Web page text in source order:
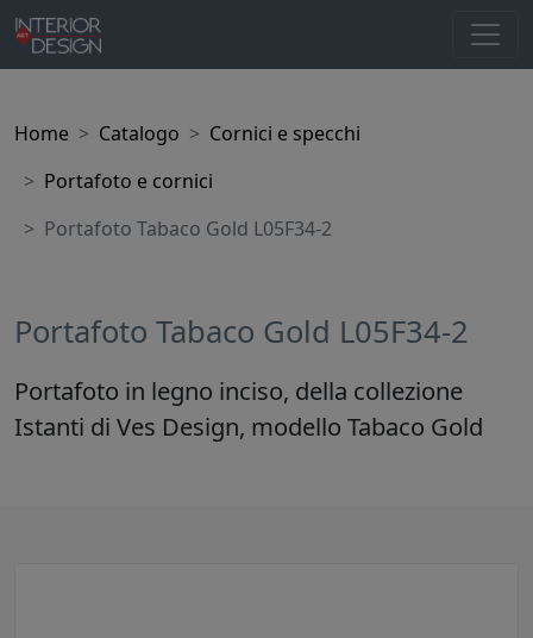
Home Catalogo
Cornici e specchi
Portafoto e cornici
Portafoto Tabaco Gold L05F34-2
Portafoto Tabaco Gold L05F34-2
Portafoto in legno inciso, della collezione
Istanti di Ves Design, modello Tabaco Gold